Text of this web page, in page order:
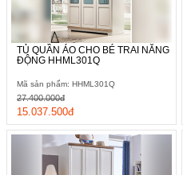
TỦ QUẦN ÁO CHO BÉ TRAI NĂNG
ĐỘNG HHML301Q
Mã sản phẩm: HHML301Q
15.037.500đ
27.400.000đ